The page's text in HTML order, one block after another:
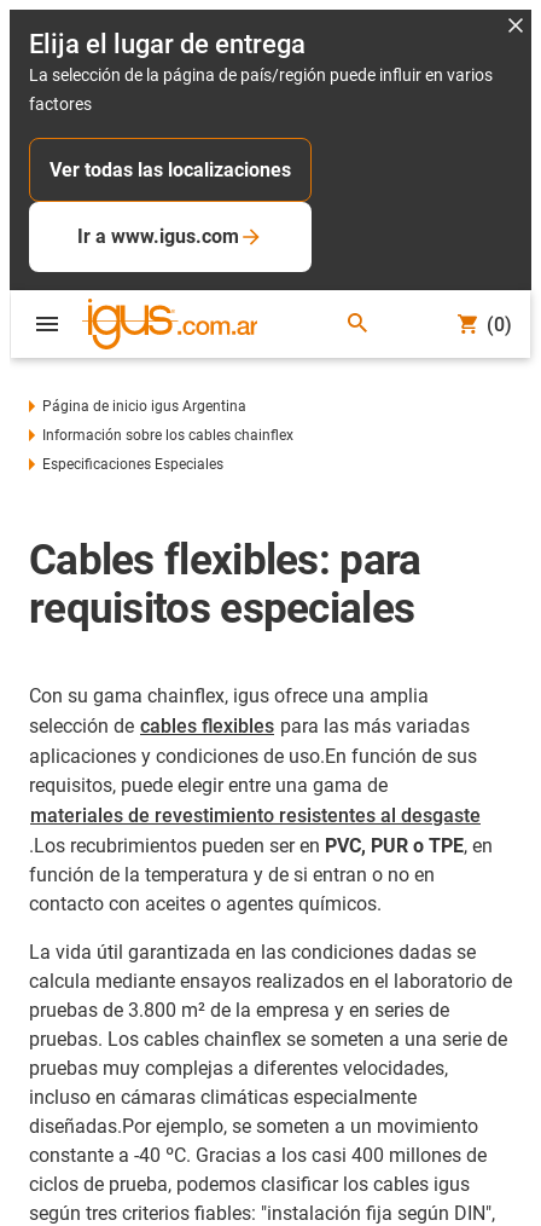
Elija el lugar de entrega
La selección de la página de país/región puede influir en varios
factores
Ver todas las localizaciones
Ir a www.igus.com
(0)
Página de inicio igus Argentina
Información sobre los cables chainflex
Especificaciones Especiales
Cables flexibles: para
requisitos especiales
Con su gama chainflex, igus ofrece una amplia
selección de cables flexibles para las más variadas
aplicaciones y condiciones de uso.En función de sus
requisitos, puede elegir entre una gama de
materiales de revestimiento resistentes al desgaste
.Los recubrimientos pueden ser en PVC, PUR o TPE, en
función de la temperatura y de si entran o no en
contacto con aceites o agentes químicos.
La vida útil garantizada en las condiciones dadas se
calcula mediante ensayos realizados en el laboratorio de
pruebas de 3.800 m² de la empresa y en series de
pruebas. Los cables chainflex se someten a una serie de
pruebas muy complejas a diferentes velocidades,
incluso en cámaras climáticas especialmente
diseñadas.Por ejemplo, se someten a un movimiento
constante a -40 ºC. Gracias a los casi 400 millones de
ciclos de prueba, podemos clasificar los cables igus
según tres criterios fiables: "instalación fija según DIN",